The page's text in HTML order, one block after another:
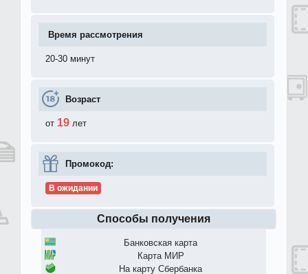
Время рассмотрения
20-30 минут
Возраст
от 19 лет
Промокод:
В ожидании
Способы получения
Банковская карта
Карта МИР
На карту Сбербанка